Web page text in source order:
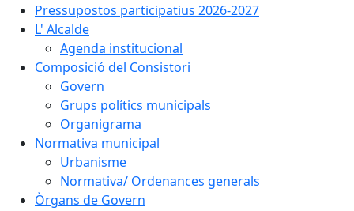
Pressupostos participatius 2026-2027
L' Alcalde
Agenda institucional
Composició del Consistori
Govern
Grups polítics municipals
Organigrama
Normativa municipal
Urbanisme
Normativa/ Ordenances generals
Òrgans de Govern